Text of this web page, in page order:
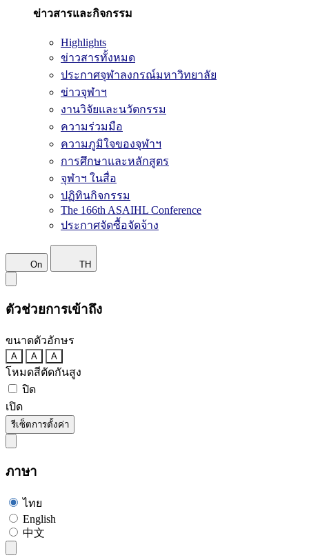
ข่าวสารและกิจกรรม
Highlights
ข่าวสารทั้งหมด
ประกาศจุฬาลงกรณ์มหาวิทยาลัย
ข่าวจุฬาฯ
งานวิจัยและนวัตกรรม
ความร่วมมือ
ความภูมิใจของจุฬาฯ
การศึกษาและหลักสูตร
จุฬาฯ ในสื่อ
ปฏิทินกิจกรรม
The 166th ASAIHL Conference
ประกาศจัดซื้อจัดจ้าง
On TH
ตัวช่วยการเข้าถึง
ขนาดตัวอักษร
A A A
โหมดสีตัดกันสูง
ปิด
เปิด
รีเซ็ตการตั้งค่า
ภาษา
ไทย
English
中文